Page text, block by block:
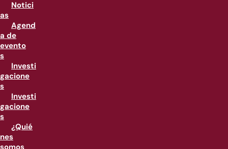
Notici
as
Agend
a de
evento
s
Investi
gacione
s
Investi
gacione
s
¿Quié
nes
somos